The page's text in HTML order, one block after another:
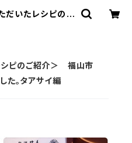
だいたレシピのご
シピのご紹介＞ 福山市
た。タアサイ編